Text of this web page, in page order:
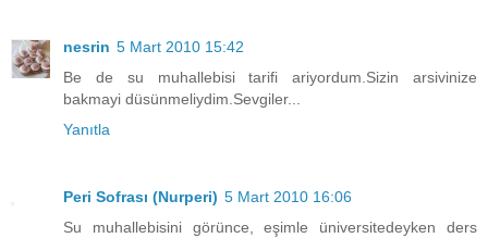
nesrin 5 Mart 2010 15:42
Be de su muhallebisi tarifi ariyordum.Sizin arsivinize
bakmayi düsünmeliydim.Sevgiler...
Yanıtla
Peri Sofrası (Nurperi) 5 Mart 2010 16:06
Su muhallebisini görünce, eşimle üniversitedeyken ders